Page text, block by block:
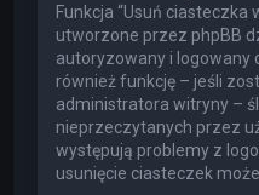
Funkcja “Usuń ciasteczka
utworzone przez phpBB
autoryzowany i logowany
również funkcję – jeśli
administratora witryny –
nieprzeczytanych przez
występują problemy z
usunięcie ciasteczek